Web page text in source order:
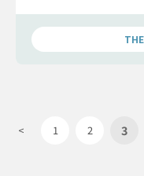
か……愛の結末をお伝
< 1 2 3